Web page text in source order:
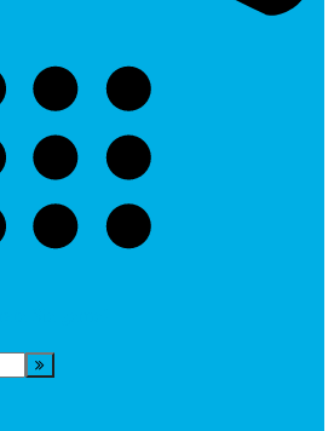
Suche